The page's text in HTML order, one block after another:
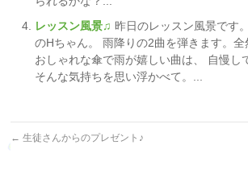
レッスン風景♫ 昨日のレッスン風景です
のHちゃん。 雨降りの2曲を弾きます。全
おしゃれな傘で雨が嬉しい曲は、 自慢し
そんな気持ちを思い浮かべて。...
← 生徒さんからのプレゼント♪